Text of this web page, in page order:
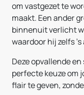
om vastgezet te
maakt. Een ander
binnenuit verlicht
waardoor hij zelfs
Deze opvallende
perfecte keuze om
flair te geven,